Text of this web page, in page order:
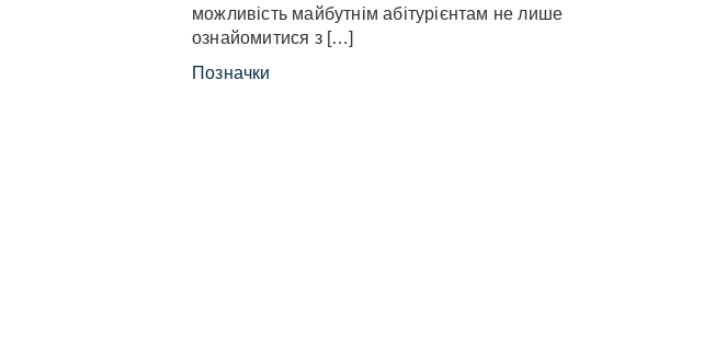
можливість майбутнім абітурієнтам не лише
ознайомитися з […]
Позначки